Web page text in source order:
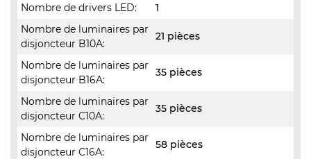
Nombre de drivers LED:
1
Nombre de luminaires par
disjoncteur B10A:
21 pièces
Nombre de luminaires par
disjoncteur B16A:
35 pièces
Nombre de luminaires par
disjoncteur C10A:
35 pièces
Nombre de luminaires par
disjoncteur C16A:
58 pièces